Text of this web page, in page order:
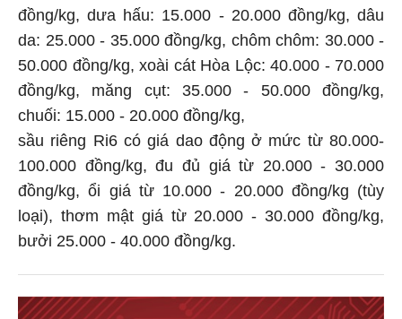
đồng/kg, dưa hấu: 15.000 - 20.000 đồng/kg, dâu
da: 25.000 - 35.000 đồng/kg, chôm chôm: 30.000 -
50.000 đồng/kg, xoài cát Hòa Lộc: 40.000 - 70.000
đồng/kg, măng cụt: 35.000 - 50.000 đồng/kg,
chuối: 15.000 - 20.000 đồng/kg,
sầu riêng Ri6 có giá dao động ở mức từ 80.000-
100.000 đồng/kg, đu đủ giá từ 20.000 - 30.000
đồng/kg, ổi giá từ 10.000 - 20.000 đồng/kg (tùy
loại), thơm mật giá từ 20.000 - 30.000 đồng/kg,
bưởi 25.000 - 40.000 đồng/kg.